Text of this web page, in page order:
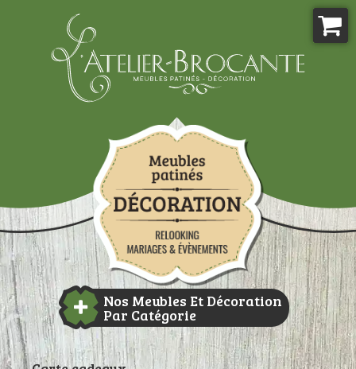
Nos Meubles Et Décoration
Par Catégorie